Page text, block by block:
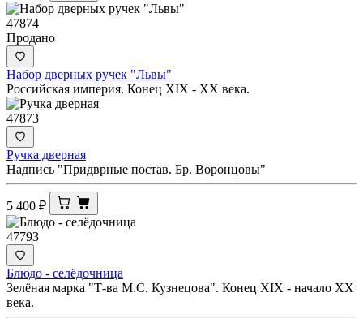
47874
Продано
Набор дверных ручек "Львы"
Российская империя. Конец XIX - ХХ века.
47873
Ручка дверная
Надпись "Придврные постав. Бр. Воронцовы"
5 400 ₽
47793
Блюдо - селёдочница
Зелёная марка "Т-ва М.С. Кузнецова". Конец XIX - начало ХХ
века.